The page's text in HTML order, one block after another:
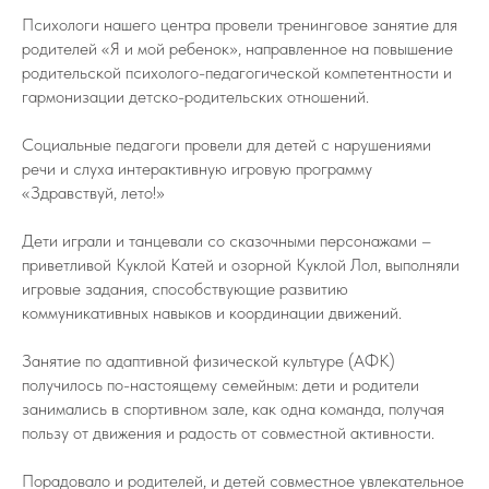
Психологи нашего центра провели тренинговое занятие для
родителей «Я и мой ребенок», направленное на повышение
родительской психолого-педагогической компетентности и
гармонизации детско-родительских отношений.
Социальные педагоги провели для детей с нарушениями
речи и слуха интерактивную игровую программу
«Здравствуй, лето!»
Дети играли и танцевали со сказочными персонажами –
приветливой Куклой Катей и озорной Куклой Лол, выполняли
игровые задания, способствующие развитию
коммуникативных навыков и координации движений.
Занятие по адаптивной физической культуре (АФК)
получилось по-настоящему семейным: дети и родители
занимались в спортивном зале, как одна команда, получая
пользу от движения и радость от совместной активности.
Порадовало и родителей, и детей совместное увлекательное